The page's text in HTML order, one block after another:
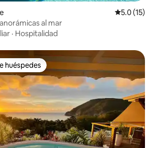
Calificación
5.0 (15)
al mar
· Hospitalidad
Favorito entre huéspedes
huéspedes